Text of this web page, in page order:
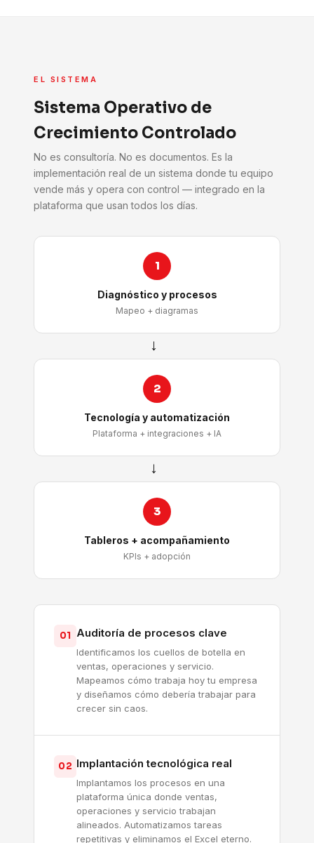
EL SISTEMA
Sistema Operativo de
Crecimiento Controlado
No es consultoría. No es documentos. Es la
implementación real de un sistema donde tu equipo
vende más y opera con control — integrado en la
plataforma que usan todos los días.
1
Diagnóstico y procesos
Mapeo + diagramas
→
2
Tecnología y automatización
Plataforma + integraciones + IA
→
3
Tableros + acompañamiento
KPIs + adopción
01 Auditoría de procesos clave
Identificamos los cuellos de botella en
ventas, operaciones y servicio.
Mapeamos cómo trabaja hoy tu empresa
y diseñamos cómo debería trabajar para
crecer sin caos.
02 Implantación tecnológica real
Implantamos los procesos en una
plataforma única donde ventas,
operaciones y servicio trabajan
alineados. Automatizamos tareas
repetitivas y eliminamos el Excel eterno.